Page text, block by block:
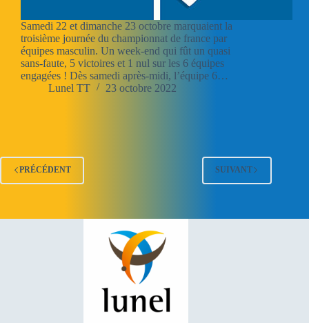
Samedi 22 et dimanche 23 octobre marquaient la
troisième journée du championnat de france par
équipes masculin. Un week-end qui fût un quasi
sans-faute, 5 victoires et 1 nul sur les 6 équipes
engagées ! Dès samedi après-midi, l’équipe 6…
Lunel TT
23 octobre 2022
PRÉCÉDENT SUIVANT